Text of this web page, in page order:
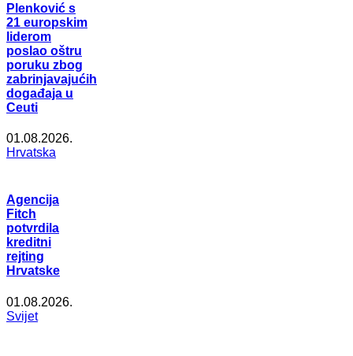
Plenković s
21 europskim
liderom
poslao oštru
poruku zbog
zabrinjavajućih
događaja u
Ceuti
01.08.2026.
Hrvatska
Agencija
Fitch
potvrdila
kreditni
rejting
Hrvatske
01.08.2026.
Svijet